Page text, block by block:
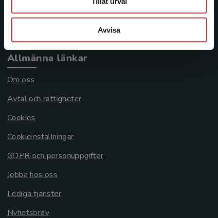
Avvisa
Köpvillkor
Allmänna länkar
Om oss
Avtal och rättigheter
Cookies
Cookieinställningar
GDPR och personuppgifter
Jobba hos oss
Lediga tjänster
Nyhetsbrev